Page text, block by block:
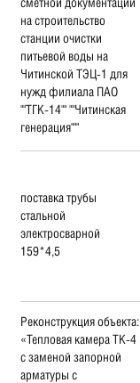
на строительство
станции очистки
питьевой воды на
Читинской ТЭЦ-1 для
нужд филиала ПАО
""ТГК-14"" ""Читинская
генерация"""
поставка трубы
стальной
электросварной
159*4,5
Реконструкция объекта:
«Тепловая камера ТК-4
с заменой запорной
арматуры с